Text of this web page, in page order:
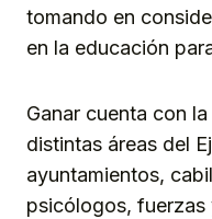
tomando en
en la educación
Ganar cuenta con
distintas áreas del
ayuntamientos,
psicólogos, fuerzas